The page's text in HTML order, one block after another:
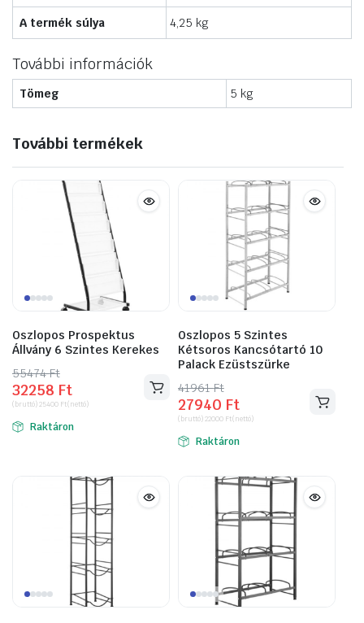
A termék súlya 4,25 kg
További információk
Tömeg 5 kg
További termékek
Oszlopos Prospektus
Állvány 6 Szintes Kerekes
55474Ft
Original
price
was:
55474 Ft.
32258 Ft
Current
price
is:
32258 Ft.
(bruttó)25400 Ft(nettó)
Raktáron
Oszlopos 5 Szintes
Kétsoros Kancsótartó 10
Palack Ezüstszürke
41961Ft
Original
price
was:
41961 Ft.
27940 Ft
Current
price
is:
27940 Ft.
(bruttó)22000 Ft(nettó)
Raktáron